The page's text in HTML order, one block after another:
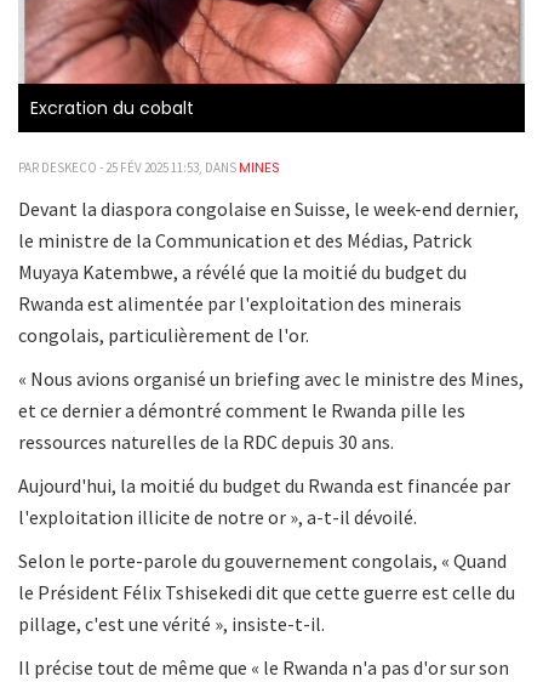
Excration du cobalt
PAR DESKECO - 25 FÉV 2025 11:53, DANS MINES
Devant la diaspora congolaise en Suisse, le week-end dernier,
le ministre de la Communication et des Médias, Patrick
Muyaya Katembwe, a révélé que la moitié du budget du
Rwanda est alimentée par l'exploitation des minerais
congolais, particulièrement de l'or.
« Nous avions organisé un briefing avec le ministre des Mines,
et ce dernier a démontré comment le Rwanda pille les
ressources naturelles de la RDC depuis 30 ans.
Aujourd'hui, la moitié du budget du Rwanda est financée par
l'exploitation illicite de notre or », a-t-il dévoilé.
Selon le porte-parole du gouvernement congolais, « Quand
le Président Félix Tshisekedi dit que cette guerre est celle du
pillage, c'est une vérité », insiste-t-il.
Il précise tout de même que « le Rwanda n'a pas d'or sur son